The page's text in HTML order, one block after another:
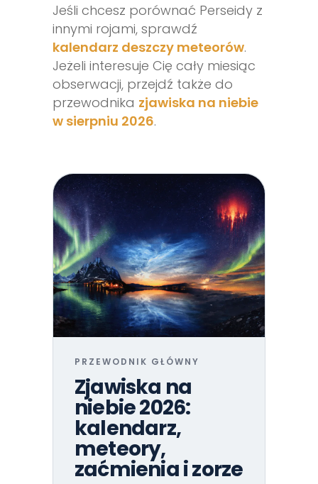
Jeśli chcesz porównać Perseidy z
innymi rojami, sprawdź
kalendarz deszczy meteorów.
Jeżeli interesuje Cię cały miesiąc
obserwacji, przejdź także do
przewodnika zjawiska na niebie
w sierpniu 2026.
PRZEWODNIK GŁÓWNY
Zjawiska na
niebie 2026:
kalendarz,
meteory,
zaćmienia i zorze